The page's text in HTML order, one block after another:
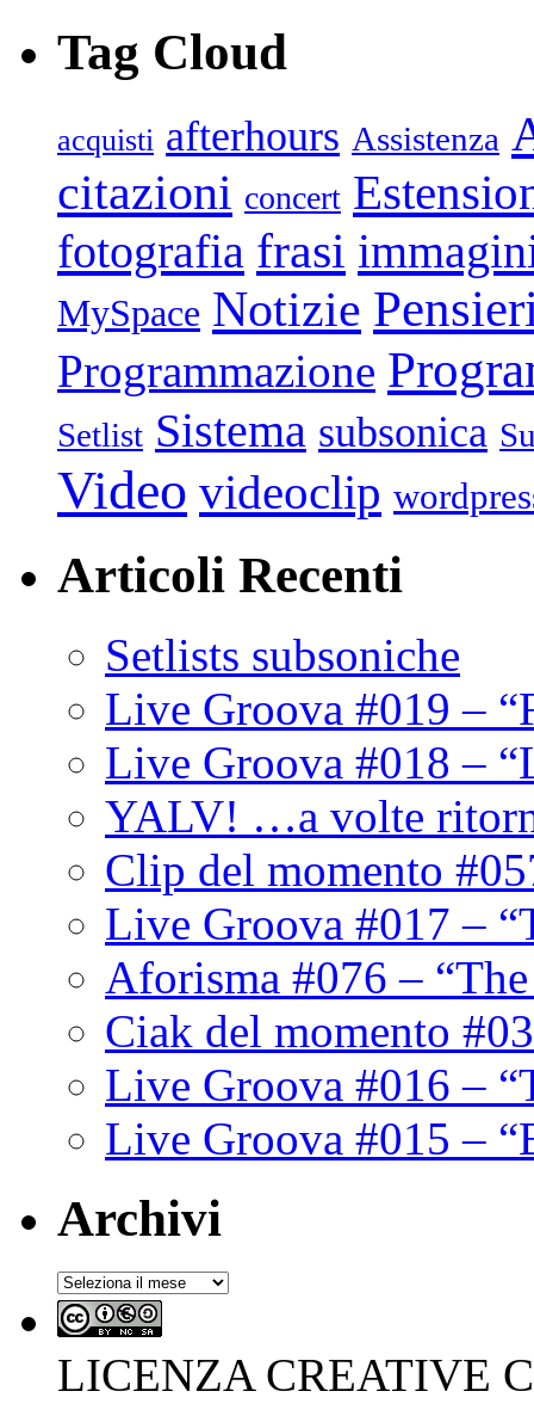
Tag Cloud
acquisti afterhours Assistenza
citazioni concert
fotografia frasi
MySpace Notizie
Programmazione
Setlist Sistema subsonica
Video videoclip
Articoli Recenti
Setlists subsoniche
Live Groova #019 –
Live Groova #018 –
YALV! …a volte
Clip del momento
Live Groova #017 –
Aforisma #076 –
Ciak del momento
Live Groova #016 –
Live Groova #015 –
Archivi
Archivi
LICENZA CREATIVE